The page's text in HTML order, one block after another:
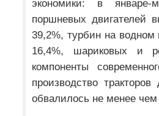
экономики: в январе-
поршневых двигателей
39,2%, турбин на водном
16,4%, шариковых и
компоненты
производство
обвалилось не менее